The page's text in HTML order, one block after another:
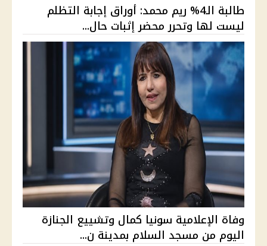
طالبة الـ4% ريم محمد: أوراق إجابة التظلم
ليست لها وتحرر محضر إثبات حال...
وفاة الإعلامية سونيا كمال وتشييع الجنازة
اليوم من مسجد السلام بمدينة ن...